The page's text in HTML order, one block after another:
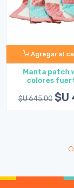
Agregar al
Manta patch
colores
$U 645.00 $U